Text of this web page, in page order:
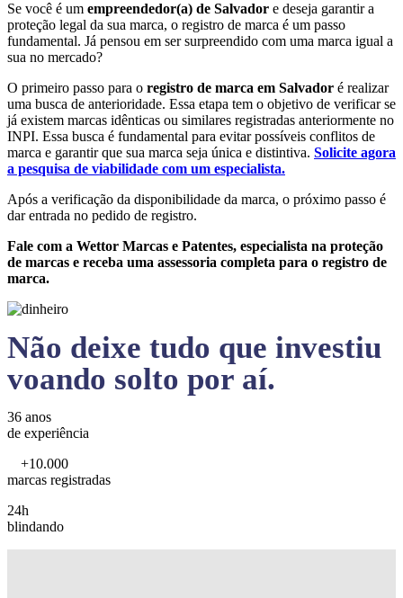
Se você é um empreendedor(a) de Salvador e deseja garantir a
proteção legal da sua marca, o registro de marca é um passo
fundamental. Já pensou em ser surpreendido com uma marca igual a
sua no mercado?
O primeiro passo para o registro de marca em Salvador é realizar
uma busca de anterioridade. Essa etapa tem o objetivo de verificar se
já existem marcas idênticas ou similares registradas anteriormente no
INPI. Essa busca é fundamental para evitar possíveis conflitos de
marca e garantir que sua marca seja única e distintiva. Solicite agora
a pesquisa de viabilidade com um especialista.
Após a verificação da disponibilidade da marca, o próximo passo é
dar entrada no pedido de registro.
Fale com a Wettor Marcas e Patentes, especialista na proteção
de marcas e receba uma assessoria completa para o registro de
marca.
Não deixe tudo que investiu
voando solto por aí.
36 anos
de experiência
+10.000
marcas registradas
24h
blindando